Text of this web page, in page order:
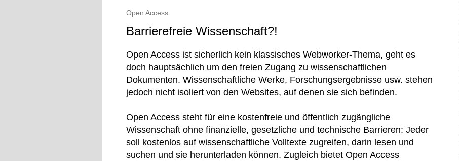
Open Access
Barrierefreie Wissenschaft?!
Open Access ist sicherlich kein klassisches Webworker-Thema, geht es
doch hauptsächlich um den freien Zugang zu wissenschaftlichen
Dokumenten. Wissenschaftliche Werke, Forschungsergebnisse usw. stehen
jedoch nicht isoliert von den Websites, auf denen sie sich befinden.
Open Access steht für eine kostenfreie und öffentlich zugängliche
Wissenschaft ohne finanzielle, gesetzliche und technische Barrieren: Jeder
soll kostenlos auf wissenschaftliche Volltexte zugreifen, darin lesen und
suchen und sie herunterladen können. Zugleich bietet Open Access